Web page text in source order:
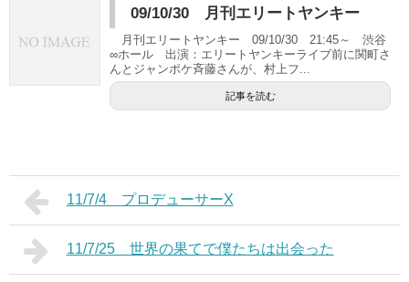
09/10/30 月刊エリートヤンキー
月刊エリートヤンキー 09/10/30 21:45～ 渋谷
∞ホール 出演：エリートヤンキーライブ前に関町さ
んとジャンポケ斉藤さんが、村上フ...
記事を読む
11/7/4 プロデューサーX
11/7/25 世界の果てで僕たちは出会った